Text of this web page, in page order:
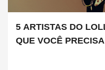
5 ARTISTAS DO
QUE VOCÊ